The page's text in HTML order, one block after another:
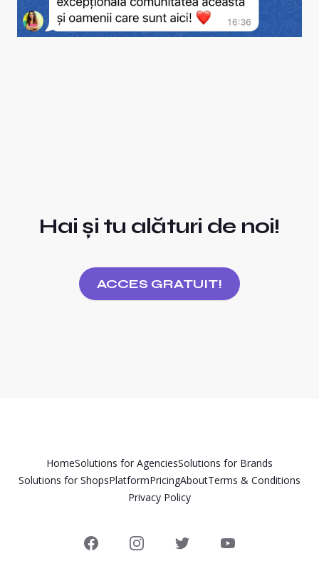
Hai și tu alături de noi!
ACCES GRATUIT!
HomeSolutions for AgenciesSolutions for Brands
Solutions for ShopsPlatformPricingAboutTerms & Conditions
Privacy Policy
FacebookInstagramTwitter YouTube